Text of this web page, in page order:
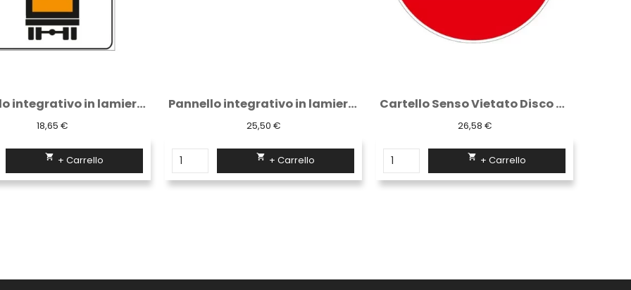
Pannello integrativo in lamiera classe 1...
25,50 €
 + Carrello
Cartello Senso Vietato Disco Diametro 60...
26,58 €
 + Carrello
Cartello Pista Ciclabile Disco Diametro 60...
26,58 €
 + Carrello